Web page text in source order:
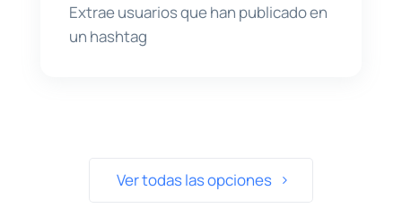
Extrae usuarios que han publicado en
un hashtag
Ver todas las opciones